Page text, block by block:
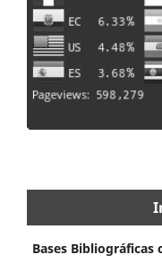
Bases Bibliográficas